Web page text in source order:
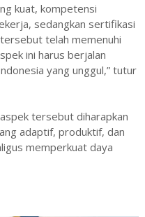
kuat, kompetensi
sedangkan sertifikasi
telah memenuhi
ini harus berjalan
yang unggul,” tutur
tersebut diharapkan
adaptif, produktif, dan
memperkuat daya